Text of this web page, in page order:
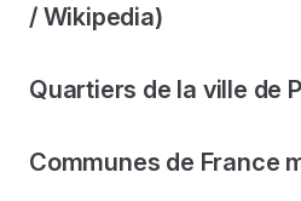
/ Wikipedia)
Quartiers de la ville de
Communes de France